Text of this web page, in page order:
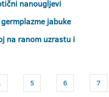
nanougljevi
jabuke
na ranom uzrastu i
5 6 7